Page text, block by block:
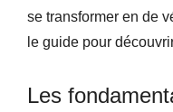
se transformer en de
le guide pour
Les